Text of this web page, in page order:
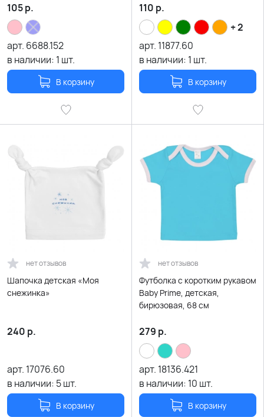
105р.
арт. 6688.152
в наличии: 1 шт.
В корзину
110 р.
+ 2
арт. 11877.60
в наличии: 1 шт.
В корзину
нет отзывов
Шапочка детская «Моя
снежинка»
240 р.
арт. 17076.60
в наличии: 5шт.
В корзину
нет отзывов
Футболка с коротким рукавом
Baby Prime, детская,
бирюзовая, 68 см
279 р.
арт. 18136.421
в наличии: 10 шт.
В корзину